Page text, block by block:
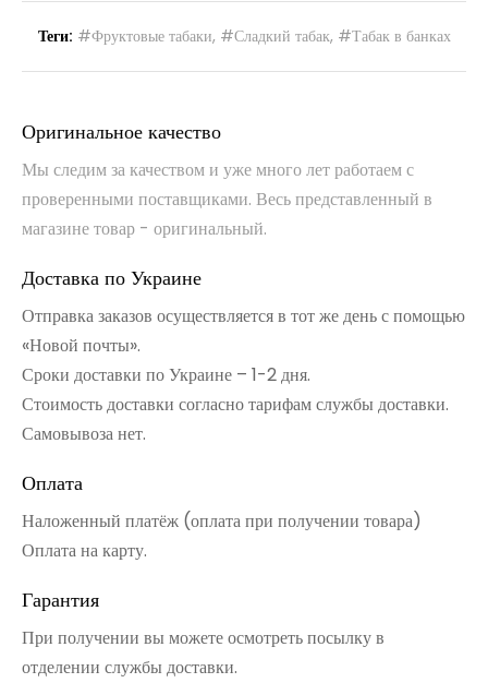
Теги: #Фруктовые табаки, #Сладкий табак, #Табак в банках
Оригинальное качество
Мы следим за качеством и уже много лет работаем с
проверенными поставщиками. Весь представленный в
магазине товар - оригинальный.
Доставка по Украине
Отправка заказов осуществляется в тот же день с помощью
«Новой почты».
Сроки доставки по Украине – 1-2 дня.
Стоимость доставки согласно тарифам службы доставки.
Самовывоза нет.
Оплата
Наложенный платёж (оплата при получении товара)
Оплата на карту.
Гарантия
При получении вы можете осмотреть посылку в
отделении службы доставки.